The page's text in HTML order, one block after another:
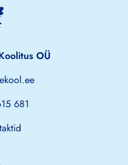
OÜ
681